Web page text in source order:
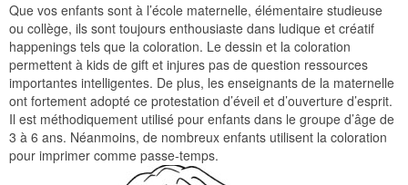
Que vos enfants sont à l’école maternelle, élémentaire studieuse
ou collège, ils sont toujours enthousiaste dans ludique et créatif
happenings tels que la coloration. Le dessin et la coloration
permettent à kids de gift et injures pas de question ressources
importantes intelligentes. De plus, les enseignants de la maternelle
ont fortement adopté ce protestation d’éveil et d’ouverture d’esprit.
Il est méthodiquement utilisé pour enfants dans le groupe d’âge de
3 à 6 ans. Néanmoins, de nombreux enfants utilisent la coloration
pour imprimer comme passe-temps.